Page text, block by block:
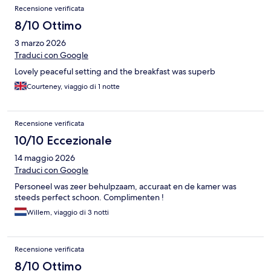
Recensione verificata
8/10 Ottimo
3 marzo 2026
Traduci con Google
Lovely peaceful setting and the breakfast was superb
Courteney, viaggio di 1 notte
Recensione verificata
10/10 Eccezionale
14 maggio 2026
Traduci con Google
Personeel was zeer behulpzaam, accuraat en de kamer was
steeds perfect schoon. Complimenten !
Willem, viaggio di 3 notti
Recensione verificata
8/10 Ottimo